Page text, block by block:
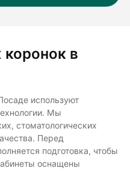
коронок в
используют
Мы
стоматологических
Перед
подготовка, чтобы
оснащены